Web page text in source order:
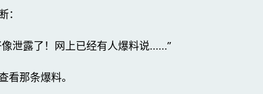
泄露了！网上已经有人爆料说......”
看那条爆料。